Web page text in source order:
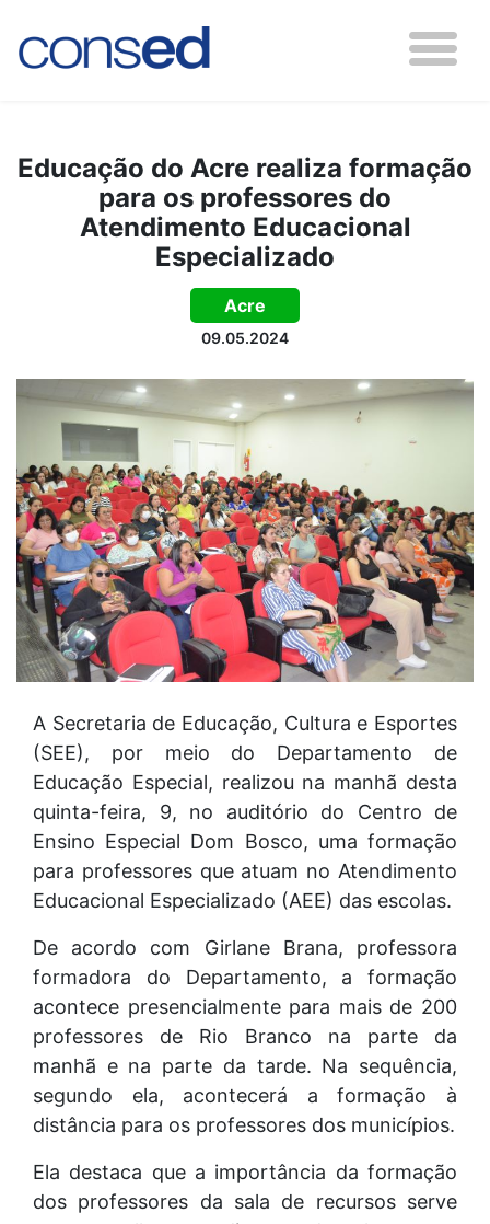
Educação do Acre realiza formação
para os professores do
Atendimento Educacional
Especializado
Acre
09.05.2024
A Secretaria de Educação, Cultura e Esportes
(SEE), por meio do Departamento de
Educação Especial, realizou na manhã desta
quinta-feira, 9, no auditório do Centro de
Ensino Especial Dom Bosco, uma formação
para professores que atuam no Atendimento
Educacional Especializado (AEE) das escolas.
De acordo com Girlane Brana, professora
formadora do Departamento, a formação
acontece presencialmente para mais de 200
professores de Rio Branco na parte da
manhã e na parte da tarde. Na sequência,
segundo ela, acontecerá a formação à
distância para os professores dos municípios.
Ela destaca que a importância da formação
dos professores da sala de recursos serve